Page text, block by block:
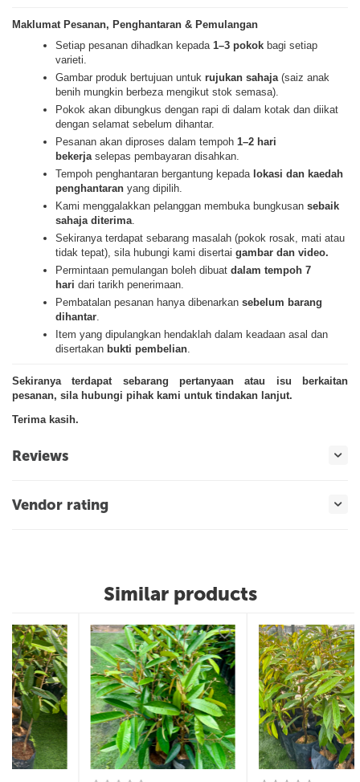
Maklumat Pesanan, Penghantaran & Pemulangan
Setiap pesanan dihadkan kepada1–3 pokok bagi setiap
varieti.
Gambar produk bertujuan untukrujukan sahaja(saiz anak
benih mungkin berbeza mengikut stok semasa).
Pokok akan dibungkus dengan rapi di dalam kotak dan diikat
dengan selamat sebelum dihantar.
Pesanan akan diproses dalam tempoh1–2 hari
bekerjaselepas pembayaran disahkan.
Tempoh penghantaran bergantung kepada lokasi dan kaedah
penghantaran yang dipilih.
Kami menggalakkan pelanggan membuka bungkusansebaik
sahaja diterima.
Sekiranya terdapat sebarang masalah (pokok rosak, mati atau
tidak tepat), sila hubungi kami disertaigambar dan video.
Permintaan pemulangan boleh dibuatdalam tempoh 7
hari dari tarikh penerimaan.
Pembatalan pesanan hanya dibenarkansebelum barang
dihantar.
Item yang dipulangkan hendaklah dalam keadaan asal dan
disertakan bukti pembelian.
Sekiranya terdapat sebarang pertanyaan atau isu berkaitan
pesanan, sila hubungi pihak kami untuk tindakan lanjut.
Terima kasih.
Reviews
Vendor rating
Similar products